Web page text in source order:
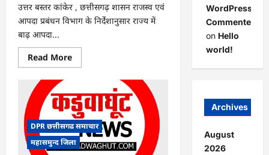
उत्तर बस्तर कांकेर , छत्तीसगढ़ शासन राजस्व एवं
आपदा प्रबंधन विभाग के निर्देशानुसार राज्य में
बाढ़ आपदा...
Read MoreRead
more
:
आपदा
प्रबंधन
संबंधी
राज्य
स्तरीय
मॉक
एक्सरसाइज
DPR छत्तीसगढ समाचार
महासमुन्द जिला
WordPress
Commenter
on Hello
world!
Archives
August
2026